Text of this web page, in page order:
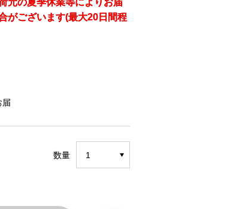
がございます(最大20日間程
届
数量